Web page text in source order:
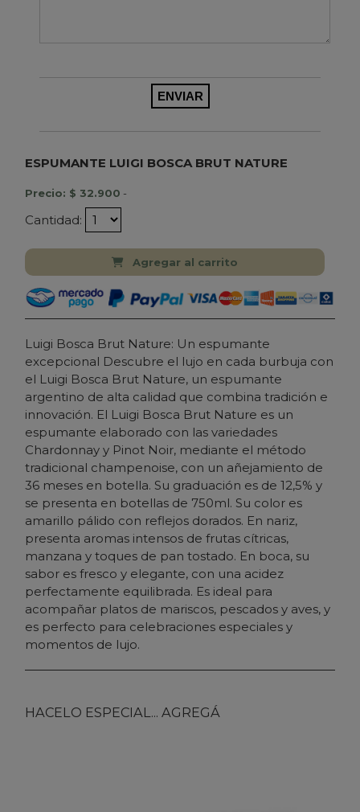
ESPUMANTE LUIGI BOSCA BRUT NATURE
Precio: $ 32.900 -
Cantidad:
Agregar al carrito
Luigi Bosca Brut Nature: Un espumante
excepcional Descubre el lujo en cada burbuja con
el Luigi Bosca Brut Nature, un espumante
argentino de alta calidad que combina tradición e
innovación. El Luigi Bosca Brut Nature es un
espumante elaborado con las variedades
Chardonnay y Pinot Noir, mediante el método
tradicional champenoise, con un añejamiento de
36 meses en botella. Su graduación es de 12,5% y
se presenta en botellas de 750ml. Su color es
amarillo pálido con reflejos dorados. En nariz,
presenta aromas intensos de frutas cítricas,
manzana y toques de pan tostado. En boca, su
sabor es fresco y elegante, con una acidez
perfectamente equilibrada. Es ideal para
acompañar platos de mariscos, pescados y aves, y
es perfecto para celebraciones especiales y
momentos de lujo.
HACELO ESPECIAL... AGREGÁ